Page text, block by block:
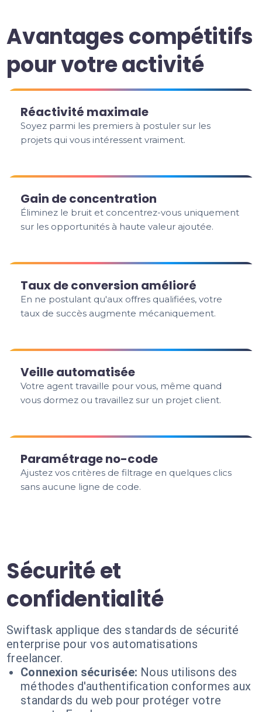
Avantages compétitifs
pour votre activité
Réactivité maximale
Soyez parmi les premiers à postuler sur les
projets qui vous intéressent vraiment.
Gain de concentration
Éliminez le bruit et concentrez-vous uniquement
sur les opportunités à haute valeur ajoutée.
Taux de conversion amélioré
En ne postulant qu'aux offres qualifiées, votre
taux de succès augmente mécaniquement.
Veille automatisée
Votre agent travaille pour vous, même quand
vous dormez ou travaillez sur un projet client.
Paramétrage no-code
Ajustez vos critères de filtrage en quelques clics
sans aucune ligne de code.
Sécurité et
confidentialité
Swiftask applique des standards de sécurité
enterprise pour vos automatisations
freelancer.
Connexion sécurisée: Nous utilisons des
méthodes d'authentification conformes aux
standards du web pour protéger votre